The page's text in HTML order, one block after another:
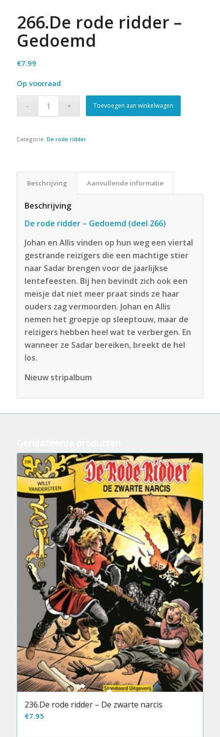
266.De rode ridder –
Gedoemd
€7.99
Op voorraad
Toevoegen aan winkelwagen
Categorie: De rode ridder
Beschrijving Aanvullende informatie
Beschrijving
De rode ridder – Gedoemd (deel 266)
Johan en Allis vinden op hun weg een viertal
gestrande reizigers die een machtige stier
naar Sadar brengen voor de jaarlijkse
lentefeesten. Bij hen bevindt zich ook een
meisje dat niet meer praat sinds ze haar
ouders zag vermoorden. Johan en Allis
nemen het groepje op sleeptouw, maar de
reizigers hebben heel wat te verbergen. En
wanneer ze Sadar bereiken, breekt de hel
los.
Nieuw stripalbum
236.De rode ridder – De zwarte narcis
€7.95